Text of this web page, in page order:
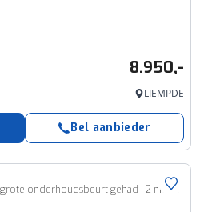
8.950,-
LIEMPDE
Bel aanbieder
1.0 Reference 5D | Recentelijk grote onderhoudsbeurt gehad | 2 nieuwe all seasons | Airco | Rijklaarprijs incl 12 mnd BOVAG garantie & onderhoudsbeurt